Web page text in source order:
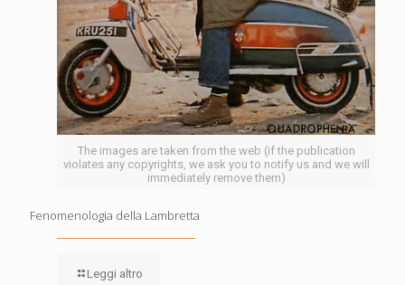
The images are taken from the web (if the publication
violates any copyrights, we ask you to notify us and we will
immediately remove them)
Fenomenologia della Lambretta
Leggi altro